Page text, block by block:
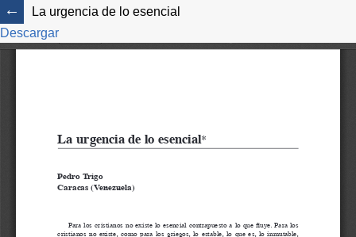
La urgencia de lo esencial
Descargar